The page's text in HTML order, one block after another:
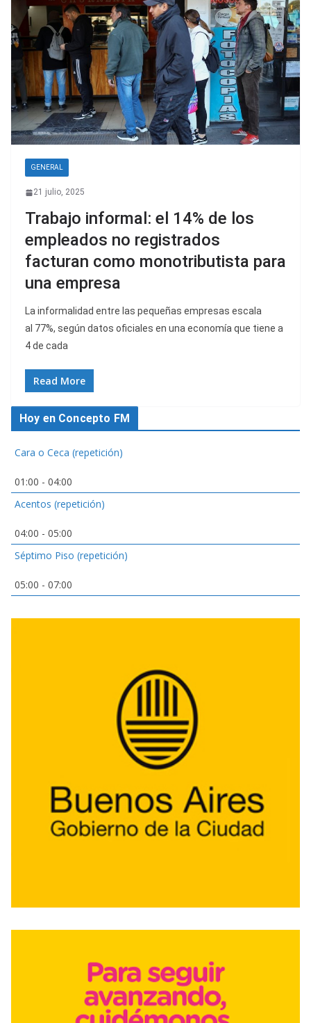
GENERAL
21 julio, 2025
Trabajo informal: el 14% de los
empleados no registrados
facturan como monotributista para
una empresa
La informalidad entre las pequeñas empresas escala
al 77%, según datos oficiales en una economía que tiene a
4 de cada
Read More
Hoy en Concepto FM
Cara o Ceca (repetición)
01:00 - 04:00
Acentos (repetición)
04:00 - 05:00
Séptimo Piso (repetición)
05:00 - 07:00